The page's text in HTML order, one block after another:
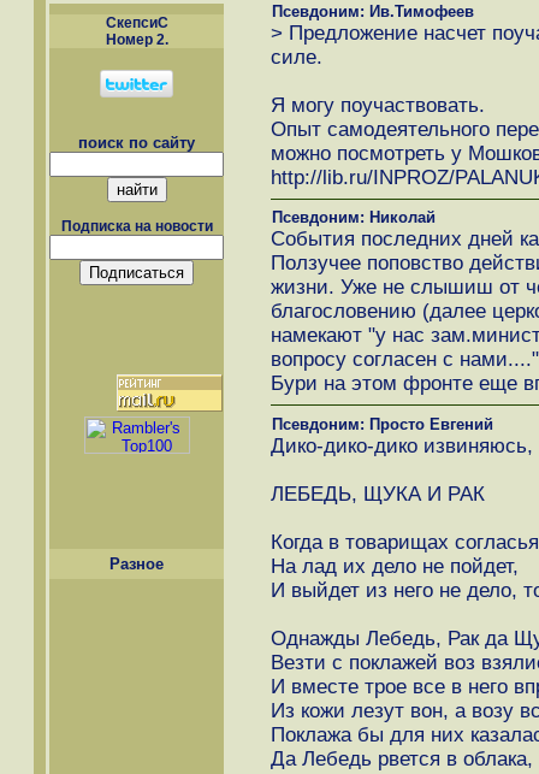
СкепсиС
Номер 2.
поиск по сайту
Подписка на новости
Разное
Псевдоним: Ив.Тимофеев
> Предложение насчет
силе.
Я могу поучаствовать.
Опыт самодеятельного
можно посмотреть у
http://lib.ru/INPROZ/
Псевдоним: Николай
События последних дней
Ползучее поповство
жизни. Уже не слышиш от
благословению (далее
намекают "у нас
вопросу согласен с
Бури на этом фронте еще
Псевдоним: Просто Евгений
Дико-дико-дико
ЛЕБЕДЬ, ЩУКА И РАК
Когда в товарищах
На лад их дело не пойдет,
И выйдет из него не дело,
Однажды Лебедь, Рак да
Везти с поклажей воз
И вместе трое все в него
Из кожи лезут вон, а возу
Поклажа бы для них
Да Лебедь рвется в облака,